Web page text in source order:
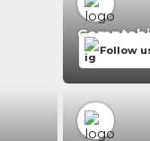
Follow